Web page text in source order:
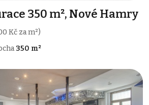
350 m², Nové Hamry
Kč za m²)
350 m²